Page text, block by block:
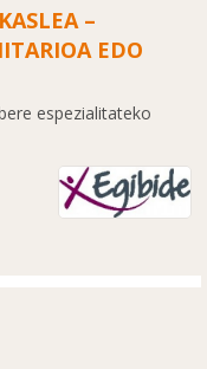
–
EDO
espezialitateko